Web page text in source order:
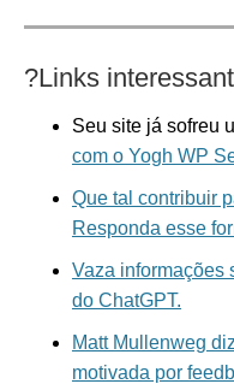
?Links
Seu site já sofreu
com o Yogh WP
Que tal contribuir
Responda esse
Vaza informações
do ChatGPT.
Matt Mullenweg
motivada por